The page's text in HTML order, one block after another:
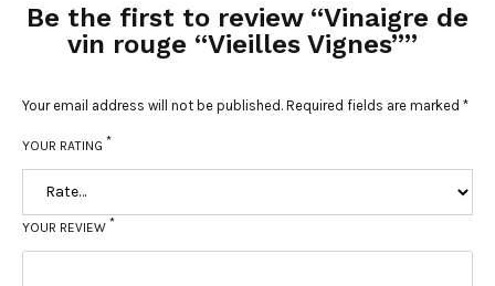
Be the first to review “Vinaigre de
vin rouge “Vieilles Vignes””
Your email address will not be published. Required fields are marked *
YOUR RATING *
YOUR REVIEW *